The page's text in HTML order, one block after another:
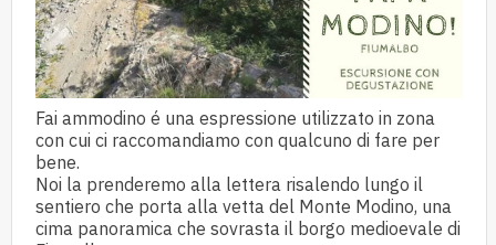
Fai ammodino é una espressione utilizzato in zona
con cui ci raccomandiamo con qualcuno di fare per
bene.
Noi la prenderemo alla lettera risalendo lungo il
sentiero che porta alla vetta del Monte Modino, una
cima panoramica che sovrasta il borgo medioevale di